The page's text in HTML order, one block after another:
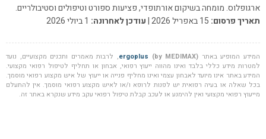
ארגופלוס. מומחה בשיקום אורתופדי, פציעות ספורט וטיפולים וסטיבולריים.
תאריך פרסום:
עודכן לאחרונה:
המידע המופיע באתר ergoplus (by MEDIMAX)
, לרבות מאמרים ותכנים מקצועיים, נועד
למטרות מידע כללי בלבד ואינו מהווה ייעוץ רפואי, אבחון או תחליף לטיפול רפואי מקצועי.
המידע באתר אינו מיועד לאבחון עצמי ואינו מחליף פנייה או ייעוץ של איש מקצוע רפואי מוסמך.
בכל שאלה או בעיה רפואית יש לפנות לרופא ו/או לאיש מקצוע רפואי מוסמך. אין להתעלם
מייעוץ רפואי מקצועי ואין להימנע או לעכב קבלת טיפול רפואי עקב מידע שנקרא באתר זה.